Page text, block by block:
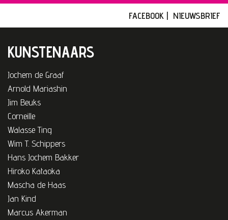
FACEBOOK NIEUWSBRIEF
KUNSTENAARS
Jochem de Graaf
Arnold Mariashin
Jim Beuks
Corneille
Walasse Ting
Wim T. Schippers
Hans Jochem Bakker
Hiroko Kataoka
Mascha de Haas
Jan Kind
Marcus Akerman